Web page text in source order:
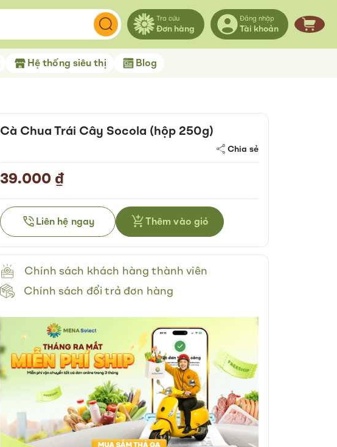
Tra cứu
Đơn hàng
Đăng nhập
Tài khoản Giỏ
Hệ thống siêu thị Blog
Cà Chua Trái Cây Socola (hộp 250g)
Chia sẻ
39.000 ₫
Liên hệ ngay Thêm vào giỏ
Chính sách khách hàng thành viên
Chính sách đổi trả đơn hàng